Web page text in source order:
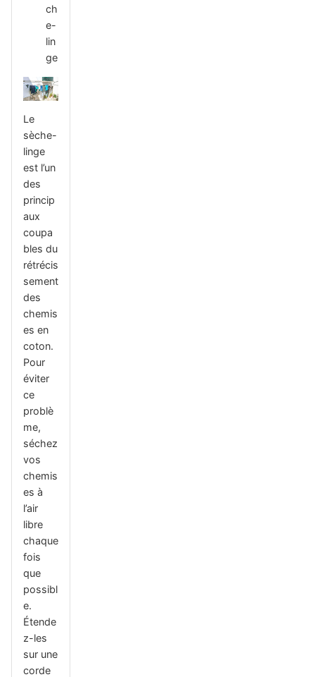
ch
e-
lin
ge
Le
sèche-
linge
est l’un
des
princip
aux
coupa
bles du
rétrécis
sement
des
chemis
es en
coton.
Pour
éviter
ce
problè
me,
séchez
vos
chemis
es à
l’air
libre
chaque
fois
que
possibl
e.
Étende
z-les
sur une
corde